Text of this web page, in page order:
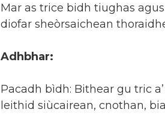
Mar as trice bidh tiughas
diofar sheòrsaichean
Adhbhar:
Pacadh bìdh: Bithear gu tric
leithid siùcairean, cnothan,